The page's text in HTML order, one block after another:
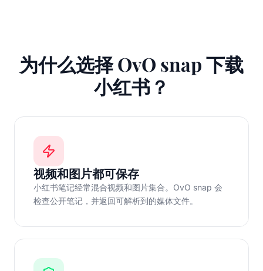
为什么选择 OvO snap 下载
小红书？
视频和图片都可保存
小红书笔记经常混合视频和图片集合。OvO snap 会
检查公开笔记，并返回可解析到的媒体文件。